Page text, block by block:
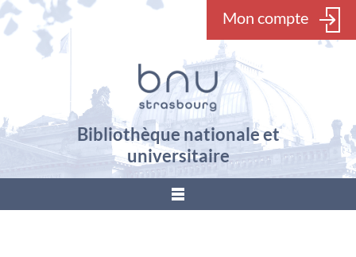
Mon compte
Bibliothèque nationale et
universitaire
???